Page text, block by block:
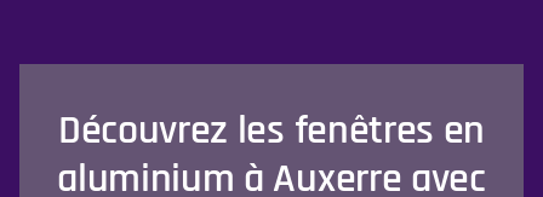
Découvrez les fenêtres en
aluminium à Auxerre avec